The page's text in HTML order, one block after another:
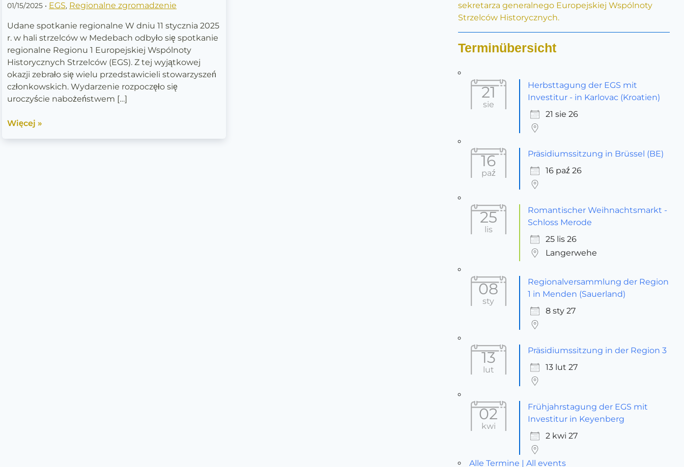
01/15/2025 • EGS, Regionalne zgromadzenie
Udane spotkanie regionalne W dniu 11 stycznia 2025
r. w hali strzelców w Medebach odbyło się spotkanie
regionalne Regionu 1 Europejskiej Wspólnoty
Historycznych Strzelców (EGS). Z tej wyjątkowej
okazji zebrało się wielu przedstawicieli stowarzyszeń
członkowskich. Wydarzenie rozpoczęło się
uroczyście nabożeństwem […]
w
Medebach
Więcej »
sekretarza generalnego Europejskiej Wspólnoty
Strzelców Historycznych.
Terminübersicht
21
sie
Herbsttagung der EGS mit
Investitur - in Karlovac (Kroatien)
21 sie 26
16
paź
Präsidiumssitzung in Brüssel (BE)
16 paź 26
25
lis
Romantischer Weihnachtsmarkt -
Schloss Merode
25 lis 26
Langerwehe
08
sty
Regionalversammlung der Region
1 in Menden (Sauerland)
8 sty 27
13
lut
Präsidiumssitzung in der Region 3
13 lut 27
02
kwi
Frühjahrstagung der EGS mit
Investitur in Keyenberg
2 kwi 27
Alle Termine | All events